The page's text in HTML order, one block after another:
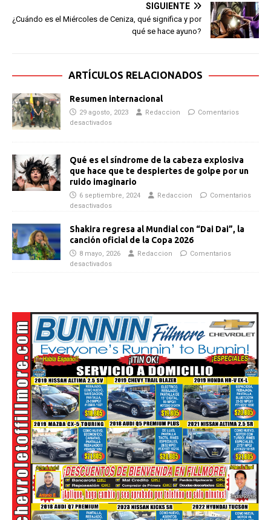
SIGUIENTE
¿Cuándo es el Miércoles de Ceniza, qué significa y por
qué se hace ayuno?
ARTÍCULOS RELACIONADOS
Resumen internacional
29 agosto, 2023 Redaccion
Comentarios
desactivados
Qué es el síndrome de la cabeza explosiva
que hace que te despiertes de golpe por un
ruido imaginario
6 septiembre, 2024 Redaccion
Comentarios
desactivados
Shakira regresa al Mundial con “Dai Dai”, la
canción oficial de la Copa 2026
8 mayo, 2026 Redaccion
Comentarios
desactivados